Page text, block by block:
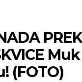
(FOTO)